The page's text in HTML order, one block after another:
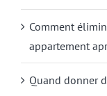
Comment
appartement
Quand donner